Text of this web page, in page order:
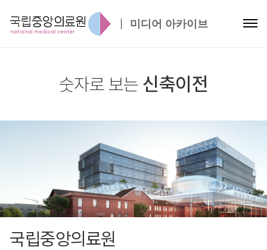
미디어 아카이브
숫자로 보는 신축이전
국립중앙의료원